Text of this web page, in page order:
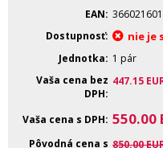
EAN
Dostupnosť
nie je
Jednotka
1 pár
Vaša cena bez
DPH
447.15
Vaša cena s DPH 550.00
Pôvodná cena s 850.00